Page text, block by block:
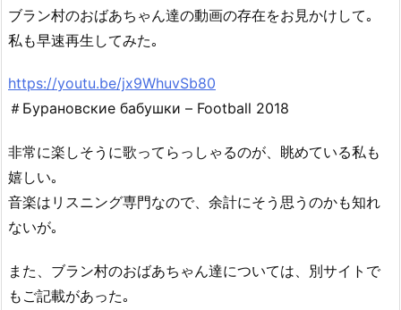
ブラン村のおばあちゃん達の動画の存在をお見かけして｡
私も早速再生してみた｡
https://youtu.be/jx9WhuvSb80
＃Бурановские бабушки – Football 2018
非常に楽しそうに歌ってらっしゃるのが、眺めている私も
嬉しい｡
音楽はリスニング専門なので、余計にそう思うのかも知れ
ないが｡
また、ブラン村のおばあちゃん達については、別サイトで
もご記載があった｡